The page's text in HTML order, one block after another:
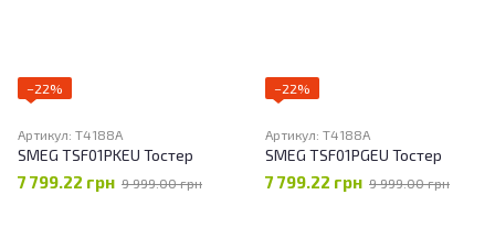
−22%
Артикул: T4188А
SMEG TSF01PKEU Тостер
7 799.22 грн 9 999.00 грн
−22%
Артикул: T4188А
SMEG TSF01PGEU Тостер
7 799.22 грн 9 999.00 грн